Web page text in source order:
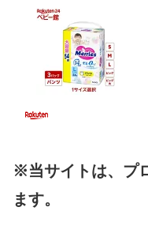
※当サイトは、プ
ます。